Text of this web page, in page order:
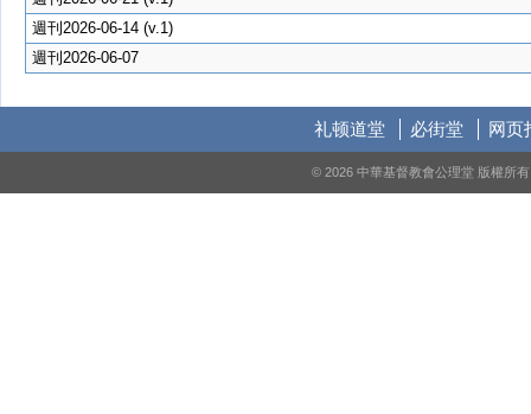
週刊2026-06-14 (v.1)
週刊2026-06-07
礼顿道堂 必街堂 网页
© 2026 中華基督教會公理堂 版權所